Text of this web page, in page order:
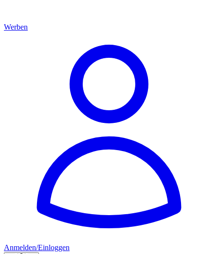
Werben
Anmelden/Einloggen